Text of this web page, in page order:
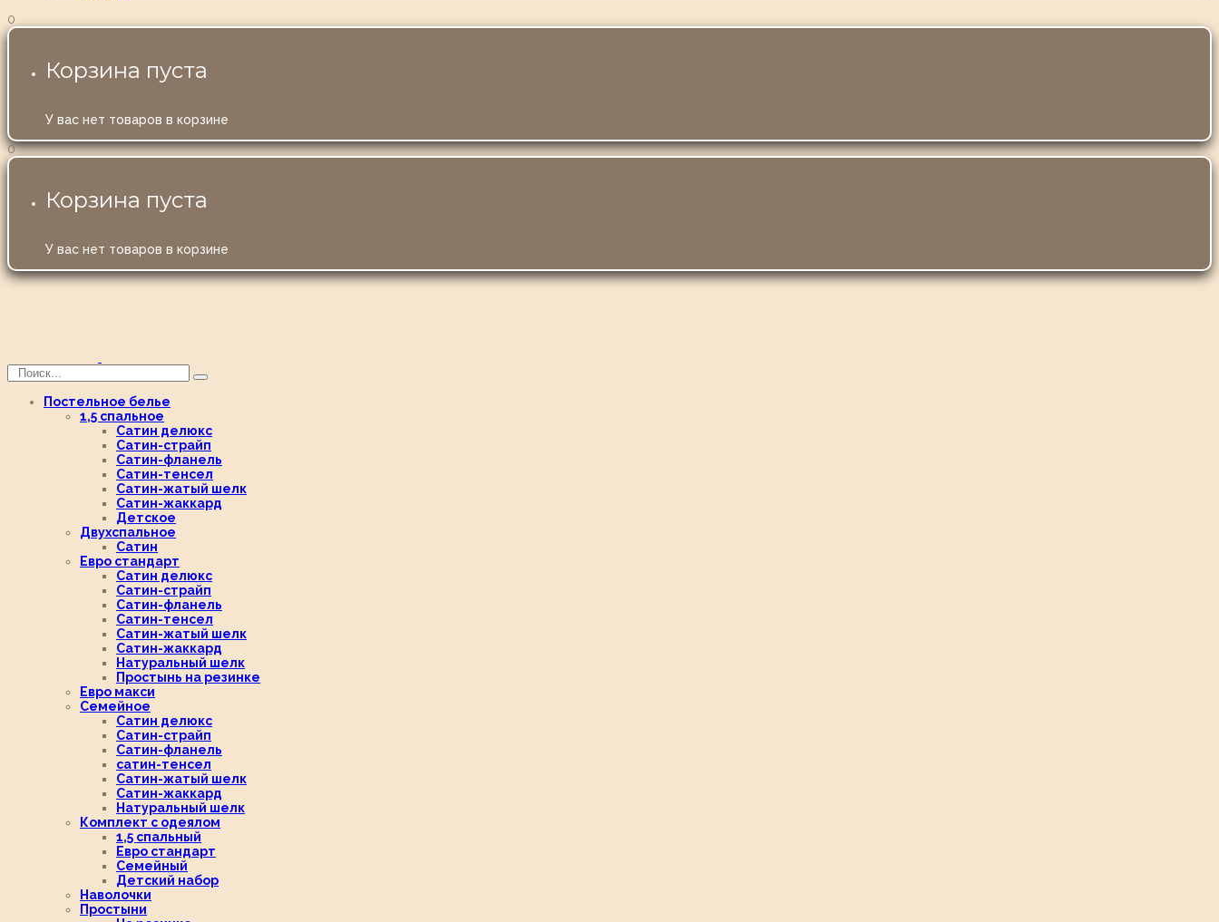
0
Корзина пуста
У вас нет товаров в корзине
0
Корзина пуста
У вас нет товаров в корзине
Постельное белье
1,5 спальное
Сатин делюкс
Сатин-страйп
Сатин-фланель
Сатин-тенсел
Сатин-жатый шелк
Сатин-жаккард
Детское
Двухспальное
Сатин
Евро стандарт
Сатин делюкс
Сатин-страйп
Сатин-фланель
Сатин-тенсел
Сатин-жатый шелк
Сатин-жаккард
Натуральный шелк
Простынь на резинке
Евро макси
Семейное
Сатин делюкс
Сатин-страйп
Сатин-фланель
сатин-тенсел
Сатин-жатый шелк
Сатин-жаккард
Натуральный шелк
Комплект с одеялом
1,5 спальный
Евро стандарт
Семейный
Детский набор
Наволочки
Простыни